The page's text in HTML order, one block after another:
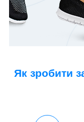
Як зробити